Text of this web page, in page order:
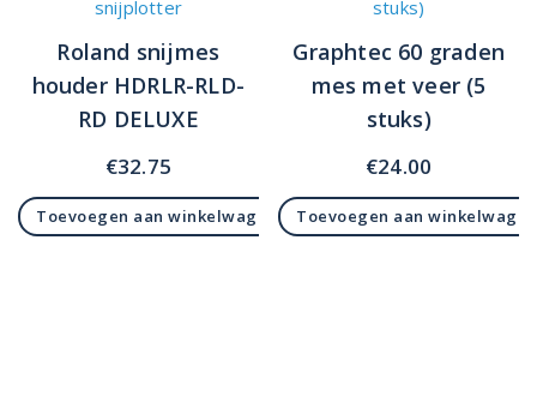
Roland snijmes
houder HDRLR-RLD-
RD DELUXE
€32.75
Toevoegen aan winkelwagen
Graphtec 60 graden
mes met veer (5
stuks)
€24.00
Toevoegen aan winkelwagen